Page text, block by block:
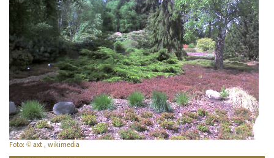
Foto: © axt , wikimedia